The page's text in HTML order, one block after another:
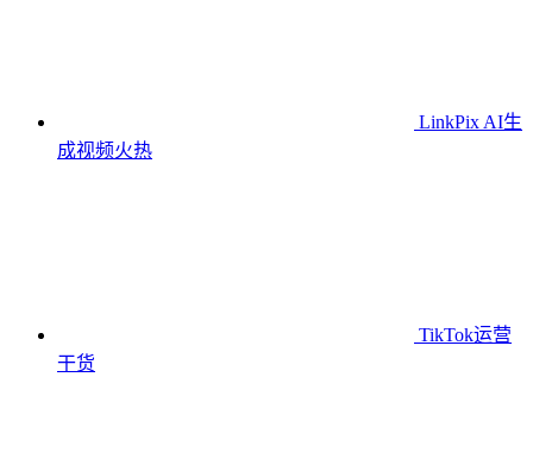
LinkPix AI生
成视频火热
TikTok运营
干货